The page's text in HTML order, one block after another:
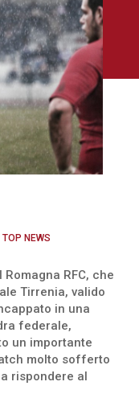
TOP NEWS
RFC, che
Tirrenia, valido
in una
federale,
un importante
molto sofferto
rispondere al